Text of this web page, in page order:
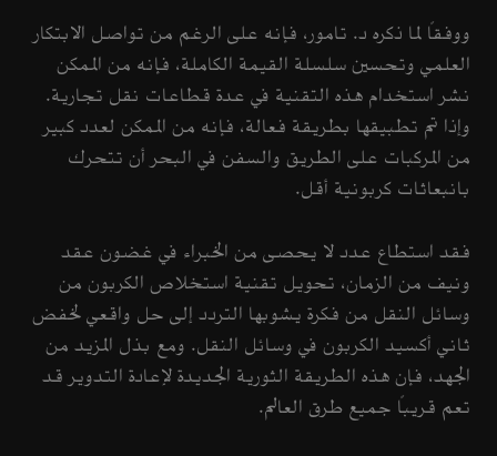
ووفقاً لما ذكره د. تامور، فإنه على الرغم من تواصل الابتكار
العلمي وتحسين سلسلة القيمة الكاملة، فإنه من الممكن
نشر استخدام هذه التقنية في عدة قطاعات نقل تجارية.
وإذا تم تطبيقها بطريقة فعالة، فإنه من الممكن لعدد كبير
من المركبات على الطريق والسفن في البحر أن تتحرك
بانبعاثات كربونية أقل.
فقد استطاع عدد لا يحصى من الخبراء في غضون عقد
ونيف من الزمان، تحويل تقنية استخلاص الكربون من
وسائل النقل من فكرة يشوبها التردد إلى حل واقعي لخفض
ثاني أكسيد الكربون في وسائل النقل. ومع بذل المزيد من
الجهد، فإن هذه الطريقة الثورية الجديدة لإعادة التدوير قد
تعم قريباً جميع طرق العالم.